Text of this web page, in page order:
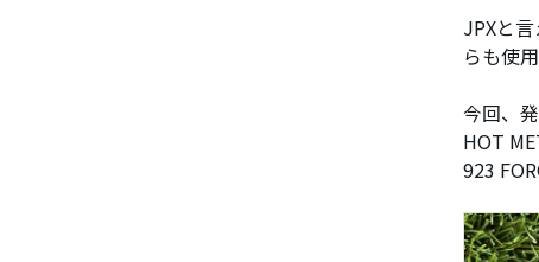
JPXと
らも使
今回、
HOT
923